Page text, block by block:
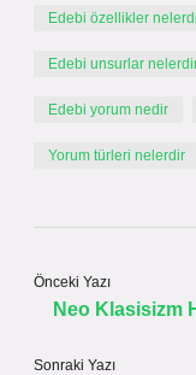
Edebi özellikler
Edebi unsurlar
Edebi yorum nedir
Yorum türleri nelerdir
Önceki Yazı
Neo Klasisizm
Sonraki Yazı